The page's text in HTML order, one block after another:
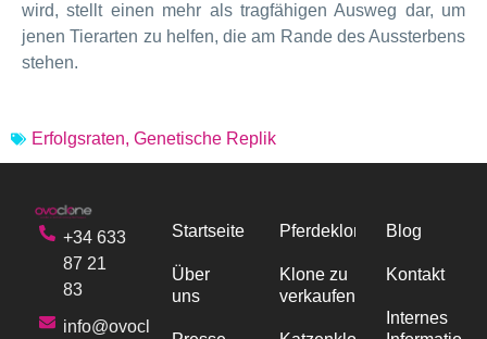
wird, stellt einen mehr als tragfähigen Ausweg dar, um
jenen Tierarten zu helfen, die am Rande des Aussterbens
stehen.
Erfolgsraten, Genetische Replik
+34 633
87 21
83
info@ovoclone.com
Startseite
Über
uns
Pferdeklonen
Klone zu
verkaufen
Blog
Kontakt
Internes